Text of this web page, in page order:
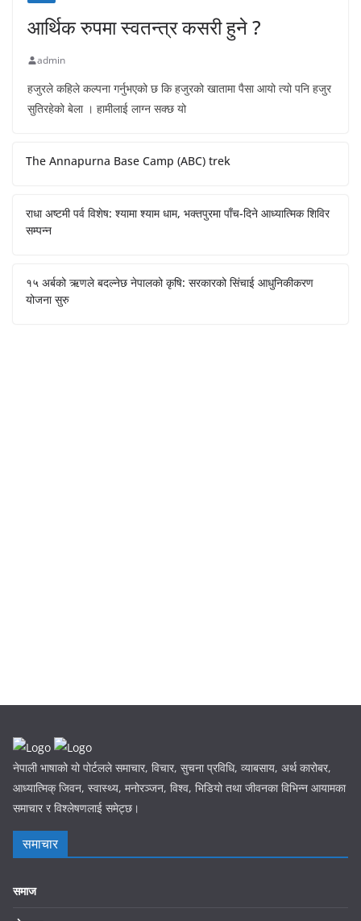
आर्थिक रुपमा स्वतन्त्र कसरी हुने ?
admin
हजुरले कहिले कल्पना गर्नुभएको छ कि हजुरको खातामा पैसा आयो त्यो पनि हजुर
सुतिरहेको बेला । हामीलाई लाग्न सक्छ यो
The Annapurna Base Camp (ABC) trek
राधा अष्टमी पर्व विशेष: श्यामा श्याम धाम, भक्तपुरमा पाँच-दिने आध्यात्मिक शिविर
सम्पन्न
१५ अर्बको ऋणले बदल्नेछ नेपालको कृषि: सरकारको सिंचाई आधुनिकीकरण
योजना सुरु
नेपाली भाषाको यो पोर्टलले समाचार, विचार, सुचना प्रविधि, व्याबसाय, अर्थ कारोबर,
आध्यात्मिक् जिवन, स्वास्थ्य, मनोरञ्जन, विश्व, भिडियो तथा जीवनका विभिन्न आयामका
समाचार र विश्लेषणलाई समेट्छ।
समाचार
समाज